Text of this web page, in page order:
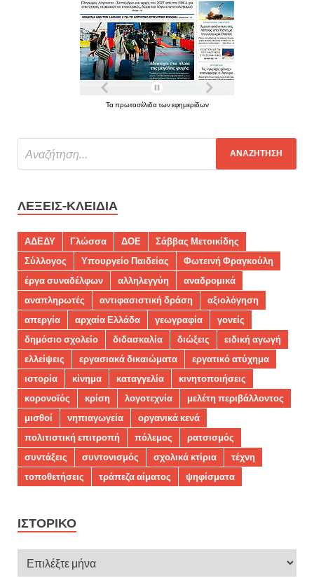
Τα πρωτοσέλιδα των εφημερίδων
ΛΈΞΕΙΣ-ΚΛΕΙΔΙΆ
ΑΔΕΔΥ Γλώσσα ΔΟΕ
Σάββας Μετοικίδης
Σύλλογος
Υπουργείο Παιδείας
Φωτεινή Φραγκούλη
έργα συναδέλφων
αλληλεγγύη
αναδρομικά
αναπληρωτές
αντιφασιστική δράση
αξιολόγηση
απεργία
αρχαία Ελλάδα γεωγραφία
γονείς
δημόσιο σχολείο
διδασκαλία διώξεις
ειδική αγωγή
ελλείψεις
εργασιακά δικαιώματα
εργατικό ατύχημα
ιστορία
κίνημα καταγγελία
κινητοποιήσεις
κορονοϊός
κρίση λογοτεχνία
μελέτη περιβάλλοντος
μισθοί
νηπιαγωγεία
οργανικά κενά
πολιτιστική επιτροπή
πόλεμος
ρατσισμός
συντάξεις
συντονισμός σχολικά κτίρια
τέχνη
τοποθετήσεις
τράπεζα αίματος ψηφίσματα
ΙΣΤΟΡΙΚΌ